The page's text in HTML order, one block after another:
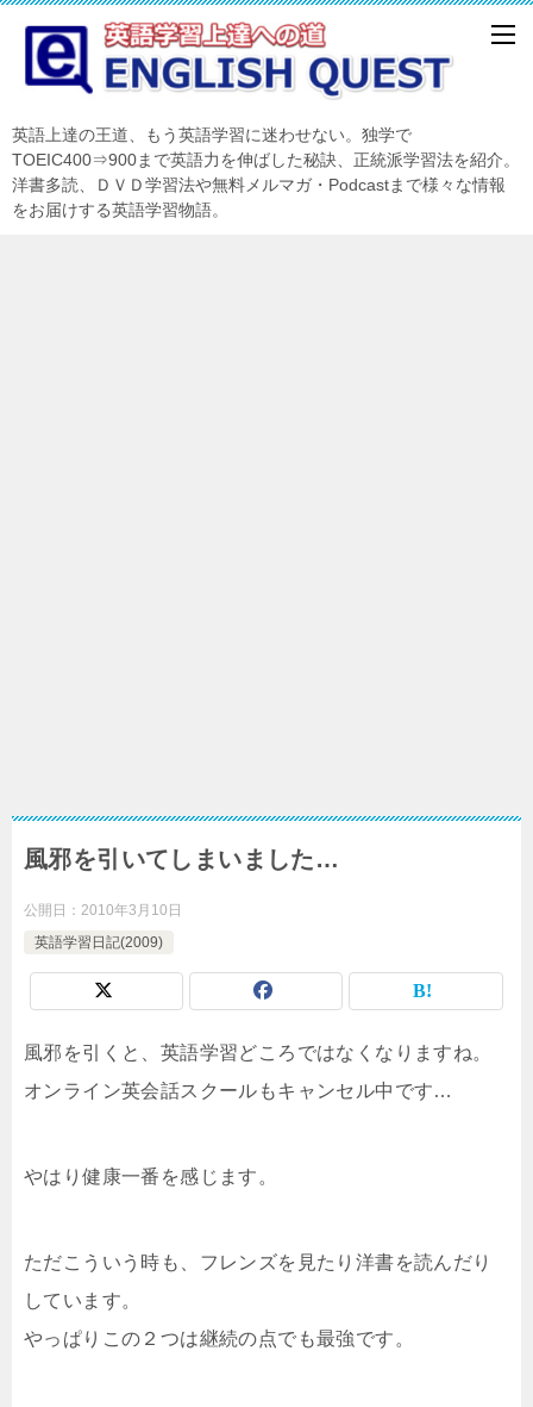
英語上達の王道、もう英語学習に迷わせない。独学で
TOEIC400⇒900まで英語力を伸ばした秘訣、正統派学習法を紹介。
洋書多読、ＤＶＤ学習法や無料メルマガ・Podcastまで様々な情報
をお届けする英語学習物語。
風邪を引いてしまいました…
公開日： 2010年3月10日
英語学習日記(2009)
風邪を引くと、英語学習どころではなくなりますね。
オンライン英会話スクールもキャンセル中です…
やはり健康一番を感じます。
ただこういう時も、フレンズを見たり洋書を読んだり
しています。
やっぱりこの２つは継続の点でも最強です。